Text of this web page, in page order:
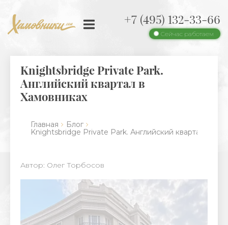
+7 (495) 132-33-66
Сейчас работаем
Knightsbridge Private Park.
Английский квартал в
Хамовниках
Главная
Блог
Knightsbridge Private Park. Английский квартал в
Автор: Олег Торбосов